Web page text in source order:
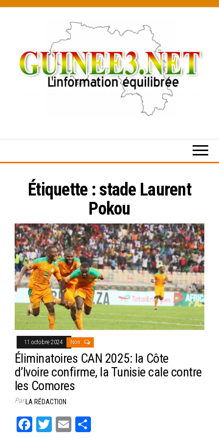
content
Étiquette : stade Laurent
Pokou
11 octobre 2024 Non
Éliminatoires CAN 2025: la Côte
d’Ivoire confirme, la Tunisie cale contre
les Comores
ParLA RÉDACTION
Fa
T
E